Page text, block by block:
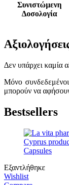
Συνιστώμενη
Δοσολογία
Δεν υπάρχει καμία
Μόνο
μπορούν να
Bestsellers
Εξαντλήθηκε
Wishlist